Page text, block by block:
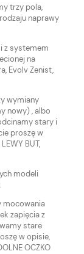
trzy pola,
naprawy
z systemem
na
Evolv Zenist,
wymiany
nowy) , albo
stary i
proszę w
BUT,
modeli
mocowania
zapięcia z
stare
w opisie,
OCZKO